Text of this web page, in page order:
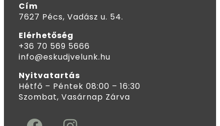
Cím
7627 Pécs, Vadász u. 54.
Elérhetőség
+36 70 569 5666
info@eskudjvelunk.hu
Nyitvatartás
Hétfő – Péntek 08:00 – 16:30
Szombat, Vasárnap Zárva